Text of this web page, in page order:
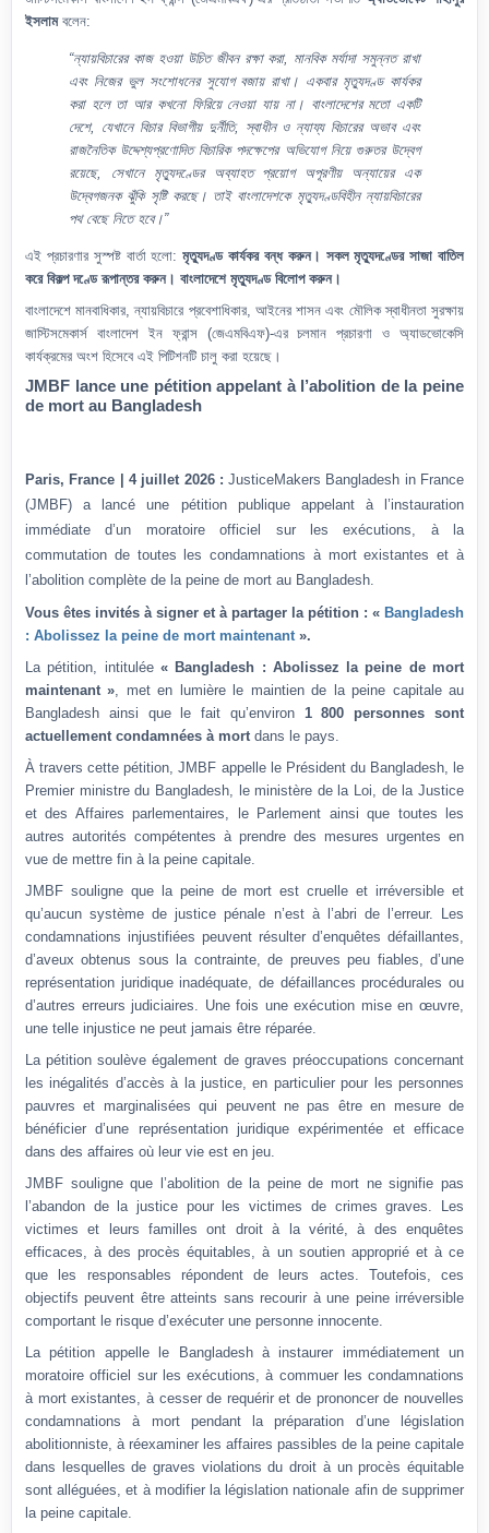
ইসলামবলেন:
“ন্যায়বিচারের কাজ হওয়া উচিত জীবন রক্ষা করা, মানবিক মর্যাদা সমুন্নত রাখা
এবং নিজের ভুল সংশোধনের সুযোগ বজায় রাখা। একবার মৃত্যুদণ্ড কার্যকর
করা হলে তা আর কখনো ফিরিয়ে নেওয়া যায় না। বাংলাদেশের মতো একটি
দেশে, যেখানে বিচার বিভাগীয় দুর্নীতি, স্বাধীন ও ন্যায্য বিচারের অভাব এবং
রাজনৈতিক উদ্দেশ্যপ্রণোদিত বিচারিক পদক্ষেপের অভিযোগ নিয়ে গুরুতর উদ্বেগ
রয়েছে, সেখানে মৃত্যুদণ্ডের অব্যাহত প্রয়োগ অপূরণীয় অন্যায়ের এক
উদ্বেগজনক ঝুঁকি সৃষ্টি করছে। তাই বাংলাদেশকে মৃত্যুদণ্ডবিহীন ন্যায়বিচারের
পথ বেছে নিতে হবে।”
এই প্রচারণার সুস্পষ্ট বার্তা হলো:মৃত্যুদণ্ড কার্যকর বন্ধ করুন। সকল মৃত্যুদণ্ডের সাজা বাতিল
করে বিকল্প দণ্ডে রূপান্তর করুন। বাংলাদেশে মৃত্যুদণ্ড বিলোপ করুন।
বাংলাদেশে মানবাধিকার, ন্যায়বিচারে প্রবেশাধিকার, আইনের শাসন এবং মৌলিক স্বাধীনতা সুরক্ষায়
জাস্টিসমেকার্স বাংলাদেশ ইন ফ্রান্স (জেএমবিএফ)-এর চলমান প্রচারণা ও অ্যাডভোকেসি
কার্যক্রমের অংশ হিসেবে এই পিটিশনটি চালু করা হয়েছে।
JMBF lance une pétition appelant à l’abolition de la peine
de mort au Bangladesh
Paris, France | 4 juillet 2026 : JusticeMakers Bangladesh in France
(JMBF) a lancé une pétition publique appelant à l’instauration
immédiate d’un moratoire officiel sur les exécutions, à la
commutation de toutes les condamnations à mort existantes et à
l’abolition complète de la peine de mort au Bangladesh.
Vous êtes invités à signer et à partager la pétition : « Bangladesh
: Abolissez la peine de mort maintenant ».
La pétition, intitulée « Bangladesh : Abolissez la peine de mort
maintenant » , met en lumière le maintien de la peine capitale au
Bangladesh ainsi que le fait qu’environ 1 800 personnes sont
actuellement condamnées à mort dans le pays.
À travers cette pétition, JMBF appelle le Président du Bangladesh, le
Premier ministre du Bangladesh, le ministère de la Loi, de la Justice
et des Affaires parlementaires, le Parlement ainsi que toutes les
autres autorités compétentes à prendre des mesures urgentes en
vue de mettre fin à la peine capitale.
JMBF souligne que la peine de mort est cruelle et irréversible et
qu’aucun système de justice pénale n’est à l’abri de l’erreur. Les
condamnations injustifiées peuvent résulter d’enquêtes défaillantes,
d’aveux obtenus sous la contrainte, de preuves peu fiables, d’une
représentation juridique inadéquate, de défaillances procédurales ou
d’autres erreurs judiciaires. Une fois une exécution mise en œuvre,
une telle injustice ne peut jamais être réparée.
La pétition soulève également de graves préoccupations concernant
les inégalités d’accès à la justice, en particulier pour les personnes
pauvres et marginalisées qui peuvent ne pas être en mesure de
bénéficier d’une représentation juridique expérimentée et efficace
dans des affaires où leur vie est en jeu.
JMBF souligne que l’abolition de la peine de mort ne signifie pas
l’abandon de la justice pour les victimes de crimes graves. Les
victimes et leurs familles ont droit à la vérité, à des enquêtes
efficaces, à des procès équitables, à un soutien approprié et à ce
que les responsables répondent de leurs actes. Toutefois, ces
objectifs peuvent être atteints sans recourir à une peine irréversible
comportant le risque d’exécuter une personne innocente.
La pétition appelle le Bangladesh à instaurer immédiatement un
moratoire officiel sur les exécutions, à commuer les condamnations
à mort existantes, à cesser de requérir et de prononcer de nouvelles
condamnations à mort pendant la préparation d’une législation
abolitionniste, à réexaminer les affaires passibles de la peine capitale
dans lesquelles de graves violations du droit à un procès équitable
sont alléguées, et à modifier la législation nationale afin de supprimer
la peine capitale.